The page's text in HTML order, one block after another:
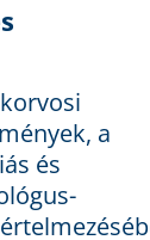
a
és